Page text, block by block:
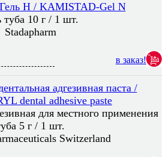
Н / KAMISTAD-Gel N
туба 10 г / 1 шт.
Stadapharm
в заказ!
адгезивная паста /
dental adhesive paste
для местного применения
5 г / 1 шт.
Switzerland